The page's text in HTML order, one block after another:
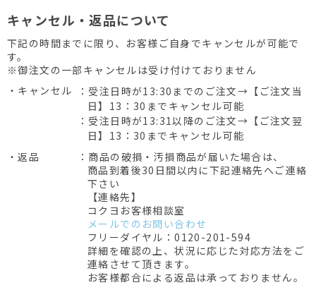
キャンセル・返品について
下記の時間までに限り、お客様ご自身でキャンセルが可能で
す。
※御注文の一部キャンセルは受け付けておりません
・キャンセル
：受注日時が13:30までのご注文→【ご注文当
日】13：30までキャンセル可能
：受注日時が13:31以降のご注文→【ご注文翌
日】13：30までキャンセル可能
・返品
：商品の破損・汚損商品が届いた場合は、
商品到着後30日間以内に下記連絡先へご連絡
下さい
【連絡先】
コクヨお客様相談室
メールでのお問い合わせ
フリーダイヤル：0120-201-594
詳細を確認の上、状況に応じた対応方法をご
連絡させて頂きます。
お客様都合による返品は承っておりません。